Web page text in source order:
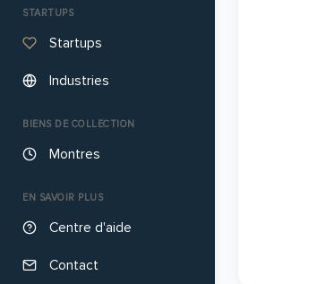
STARTUPS
Startups
Industries
BIENS DE COLLECTION
Montres
EN SAVOIR PLUS
Centre d'aide
Contact